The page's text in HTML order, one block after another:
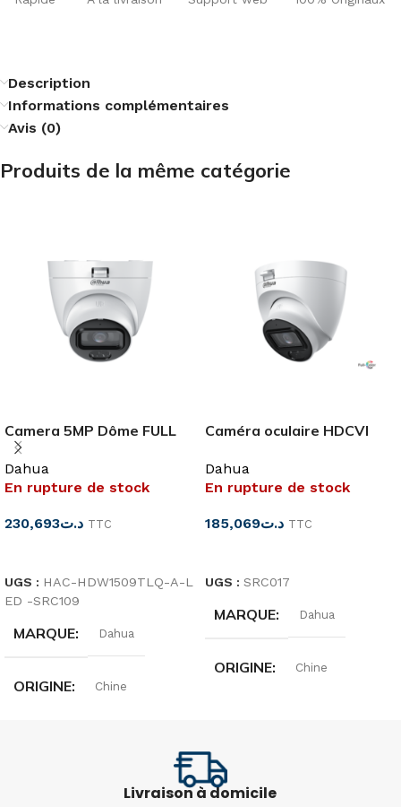
Description
Informations complémentaires
Avis (0)
Produits de la même catégorie
Camera 5MP Dôme FULL
COLOR Audio IR20 Dahua
Dahua
En rupture de stock
د.ت230,693
TTC
UGS : HAC-HDW1509TLQ-A-L
ED -SRC109
MARQUE Dahua
ORIGINE Chine
5MP
Caméra oculaire HDCVI
Dahua
En rupture de stock
د.ت185,069
TTC
UGS : SRC017
MARQUE Dahua
ORIGINE Chine
HAC-HDW1239TLQ(-A)-LED
Livraison à domicile